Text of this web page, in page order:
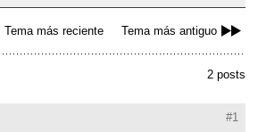
Tema más reciente Tema más antiguo
2 posts
#1